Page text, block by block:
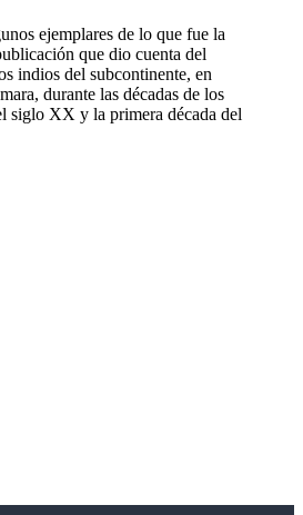
ejemplares de lo que fue la
que dio cuenta del
indios del subcontinente, en
durante las décadas de los
siglo XX y la primera década del